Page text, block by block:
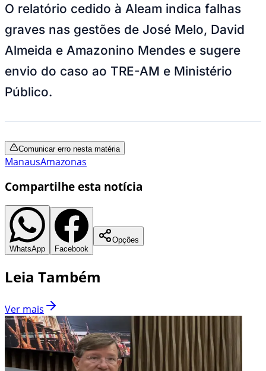
O relatório cedido à Aleam indica falhas
graves nas gestões de José Melo, David
Almeida e Amazonino Mendes e sugere
envio do caso ao TRE-AM e Ministério
Público.
Comunicar erro nesta matéria
ManausAmazonas
Compartilhe esta notícia
WhatsApp Facebook
Opções
Leia Também
Ver mais